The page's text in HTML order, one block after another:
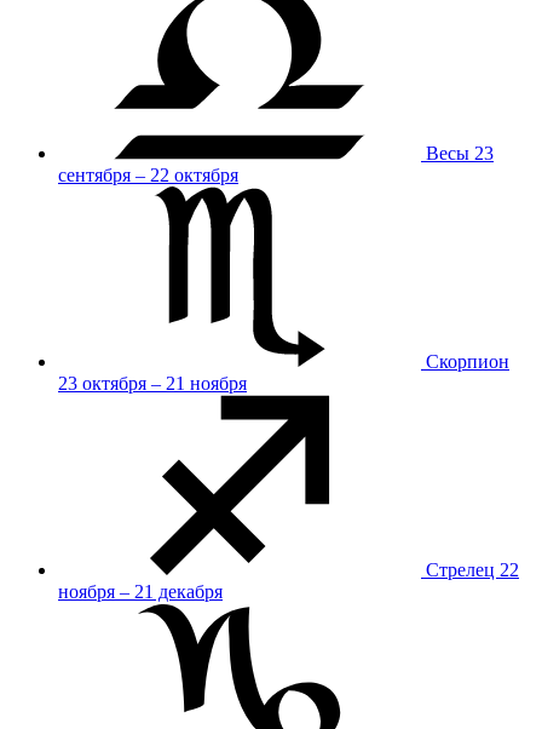
Весы 23
сентября – 22 октября
Скорпион
23 октября – 21 ноября
Стрелец 22
ноября – 21 декабря